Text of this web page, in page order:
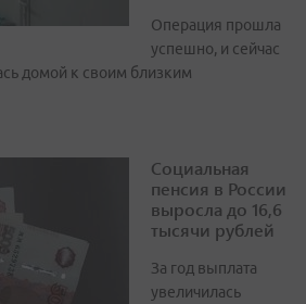
Операция прошла
успешно, и сейчас
домой к своим близким
Социальная
пенсия в России
выросла до 16,6
тысячи рублей
За год выплата
увеличилась